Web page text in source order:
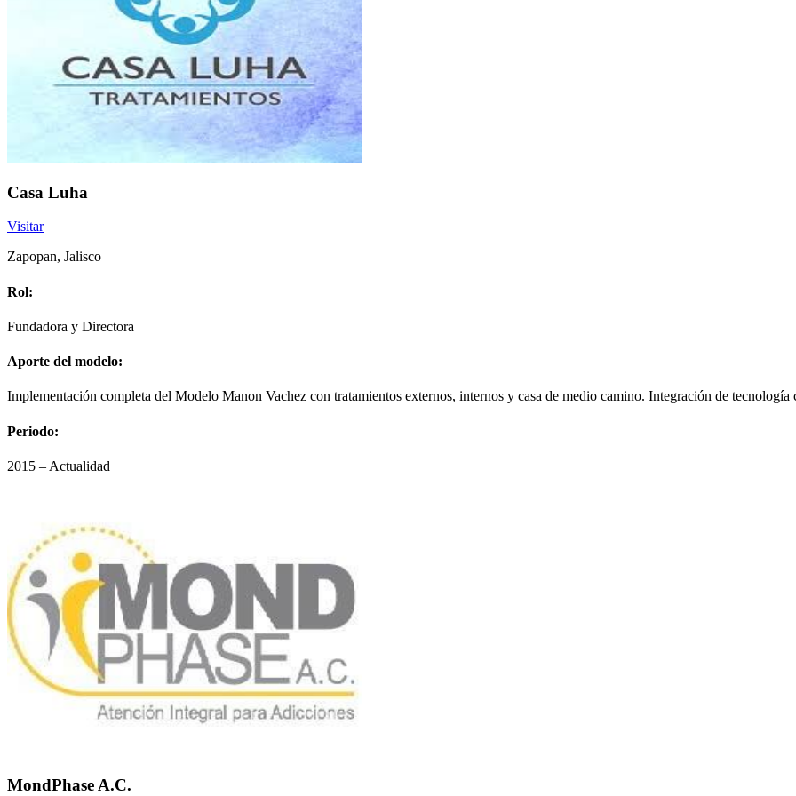
Casa Luha
Visitar
Zapopan, Jalisco
Rol:
Fundadora y Directora
Aporte del modelo:
Implementación completa del Modelo Manon Vachez con tratamientos externos, internos y casa de medio camino. Integración de
Periodo:
2015 – Actualidad
MondPhase A.C.